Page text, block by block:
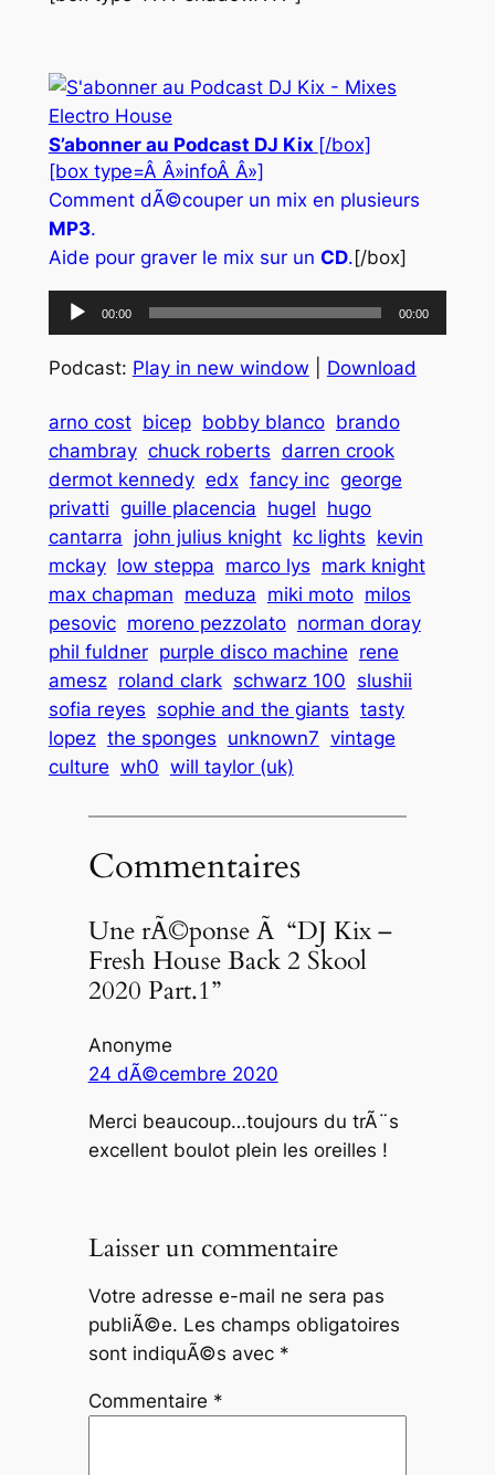
S’abonner au Podcast DJ Kix [/box]
[box type=Â Â»infoÂ Â»]
Comment dÃ©couper un mix en plusieurs
MP3.
Aide pour graver le mix sur un CD. [/box]
Lecteur
audio
00:00 00:00
Podcast: Play in new window Download
arno cost bicep bobby blanco brando
chambray chuck roberts darren crook
dermot kennedy edx fancy inc george
privatti guille placencia hugel hugo
cantarra john julius knight kc lights kevin
mckay low steppa marco lys mark knight
max chapman meduza miki moto milos
pesovic moreno pezzolato norman doray
phil fuldner purple disco machine rene
amesz roland clark schwarz 100 slushii
sofia reyes sophie and the giants tasty
lopez the sponges unknown7 vintage
culture wh0 will taylor (uk)
Commentaires
Une rÃ©ponse Ã “DJ Kix –
Fresh House Back 2 Skool
2020 Part.1”
Anonyme
24 dÃ©cembre 2020
Merci beaucoup…toujours du trÃ¨s
excellent boulot plein les oreilles !
Laisser un commentaire
Votre adresse e-mail ne sera pas
publiÃ©e. Les champs obligatoires
sont indiquÃ©s avec *
Commentaire *